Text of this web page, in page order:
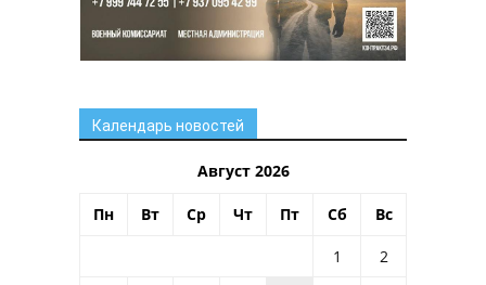
Календарь новостей
Август 2026
Пн Вт Ср Чт Пт Сб Вс
1
2